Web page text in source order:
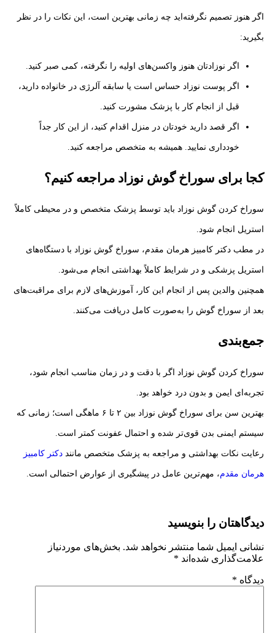
اگر هنوز تصمیم نگرفته‌اید چه زمانی بهترین است، این نکات را در نظر
بگیرید:
اگر نوزادتان هنوز واکسن‌های اولیه را نگرفته، کمی صبر کنید.
اگر پوست نوزاد حساس است یا سابقه آلرژی در خانواده دارید،
قبل از انجام کار با پزشک مشورت کنید.
اگر قصد دارید خودتان در منزل اقدام کنید، از این کار جداً
خودداری نمایید. همیشه به متخصص مراجعه کنید.
کجا برای سوراخ گوش نوزاد مراجعه کنیم؟
سوراخ کردن گوش نوزاد باید توسط پزشک متخصص و در محیطی کاملاً
استریل انجام شود.
در مطب دکتر کامبیز هرمان مقدم، سوراخ گوش نوزاد با دستگاه‌های
استریل پزشکی و در شرایط کاملاً بهداشتی انجام می‌شود.
همچنین والدین پس از انجام این کار، آموزش‌های لازم برای مراقبت‌های
بعد از سوراخ گوش را به‌صورت کامل دریافت می‌کنند.
جمع‌بندی
سوراخ کردن گوش نوزاد اگر با دقت و در زمان مناسب انجام شود،
تجربه‌ای ایمن و بدون درد خواهد بود.
بهترین سن برای سوراخ گوش نوزاد بین ۲ تا ۶ ماهگی است؛ زمانی که
سیستم ایمنی بدن قوی‌تر شده و احتمال عفونت کمتر است.
رعایت نکات بهداشتی و مراجعه به پزشک متخصص مانند دکتر کامبیز
هرمان مقدم، مهم‌ترین عامل در پیشگیری از عوارض احتمالی است.
دیدگاهتان را بنویسید
نشانی ایمیل شما منتشر نخواهد شد. بخش‌های موردنیاز
علامت‌گذاری شده‌اند *
دیدگاه *